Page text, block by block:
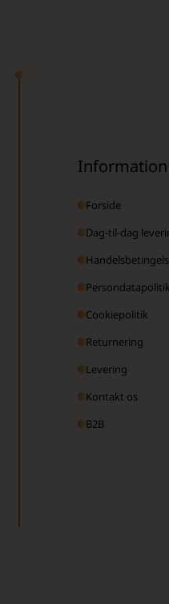
Information
Forside
Dag-til-dag
Persondatapolitik
Cookiepolitik
Returnering
Levering
Kontakt os
B2B